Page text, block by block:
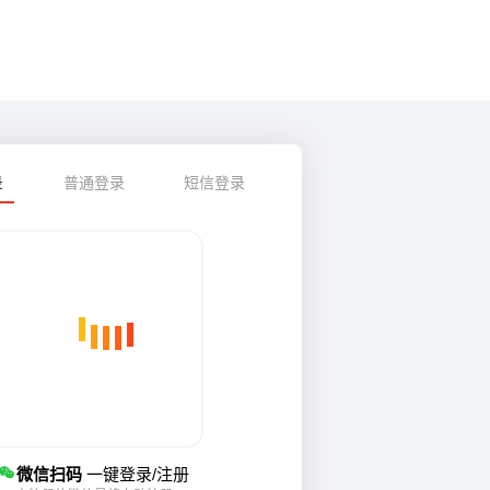
普通登录 短信登录
微信扫码 一键登录/注册